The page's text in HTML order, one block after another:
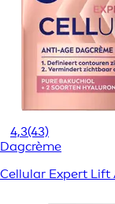
4,3(43)
Dagcrème
Cellular Expert Lift